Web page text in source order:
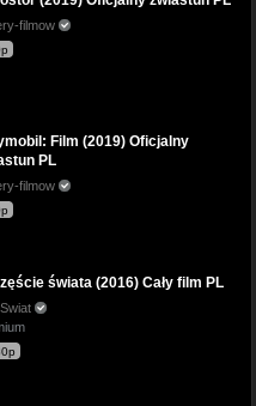
filmow
Film (2019) Oficjalny
PL
filmow
świata (2016) Cały film PL